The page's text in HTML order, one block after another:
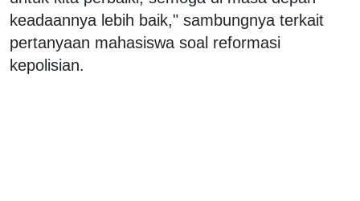
keadaannya lebih baik," sambungnya terkait
pertanyaan mahasiswa soal reformasi
kepolisian.